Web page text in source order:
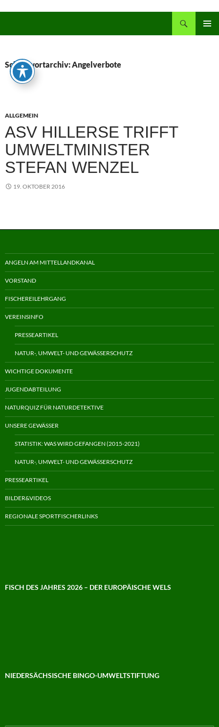
Schlagwortarchiv: Angelverbote
ALLGEMEIN
ASV HILLERSE TRIFFT
UMWELTMINISTER
STEFAN WENZEL
19. OKTOBER 2016
ANGELN AM MITTELLANDKANAL
VORSTAND
FISCHEREILEHRGANG
VEREINSINFO
PRESSEARTIKEL
NATUR-, UMWELT- UND GEWÄSSERSCHUTZ
WICHTIGE DOKUMENTE
JUGENDABTEILUNG
NATURQUIZ FÜR NATURDETEKTIVE
UNSERE GEWÄSSER
STATISTIK: WAS WIRD GEFANGEN (2015-2021)
NATUR-, UMWELT- UND GEWÄSSERSCHUTZ
PRESSEARTIKEL
BILDER&VIDEOS
REGIONALE SPORTFISCHERLINKS
FISCH DES JAHRES 2026 – DER EUROPÄISCHE WELS
NIEDERSÄCHSISCHE BINGO-UMWELTSTIFTUNG